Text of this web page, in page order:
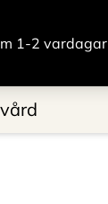
1-2 vardagar